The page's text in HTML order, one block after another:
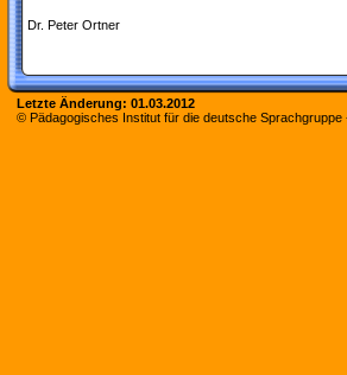
Dr. Peter Ortner
Letzte Änderung: 01.03.2012
© Pädagogisches Institut für die deutsche Sprachgruppe